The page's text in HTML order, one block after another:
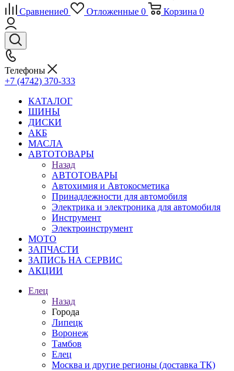
Сравнение0 Отложенные 0 Корзина 0
Телефоны
+7 (4742) 370-333
КАТАЛОГ
ШИНЫ
ДИСКИ
АКБ
МАСЛА
АВТОТОВАРЫ
Назад
АВТОТОВАРЫ
Автохимия и Автокосметика
Принадлежности для автомобиля
Электрика и электроника для автомобиля
Инструмент
Электроинструмент
МОТО
ЗАПЧАСТИ
ЗАПИСЬ НА СЕРВИС
АКЦИИ
Елец
Назад
Города
Липецк
Воронеж
Тамбов
Елец
Москва и другие регионы (доставка ТК)